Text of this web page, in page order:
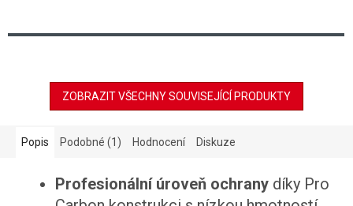
ZOBRAZIT VŠECHNY SOUVISEJÍCÍ PRODUKTY
Popis Podobné (1) Hodnocení Diskuze
Profesionální úroveň ochrany díky Pro